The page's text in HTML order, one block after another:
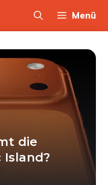
Menü
die